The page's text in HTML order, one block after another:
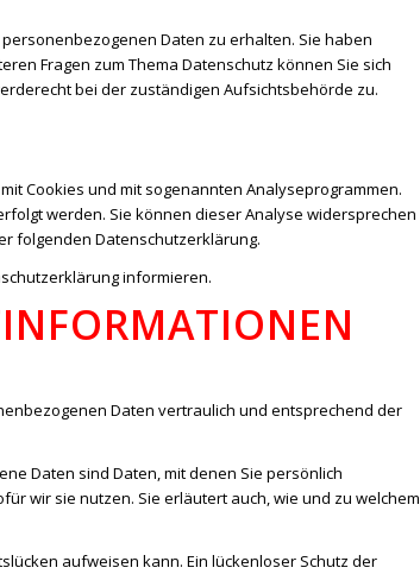
Daten zu erhalten. Sie haben
Fragen zum Thema Datenschutz können Sie sich
bei der zuständigen Aufsichtsbehörde zu.
Cookies und mit sogenannten Analyseprogrammen.
werden. Sie können dieser Analyse widersprechen
folgenden Datenschutzerklärung.
informieren.
Daten vertraulich und entsprechend der
Daten sind Daten, mit denen Sie persönlich
wir sie nutzen. Sie erläutert auch, wie und zu welchem
aufweisen kann. Ein lückenloser Schutz der